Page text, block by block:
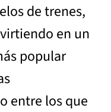
de trenes,
en un
popular
entre los que